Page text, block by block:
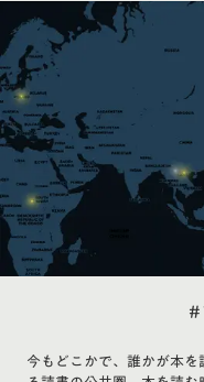
#
今もどこかで、誰かが本